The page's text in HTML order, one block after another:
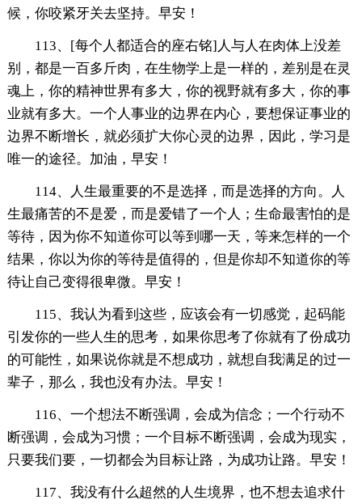
候，你咬紧牙关去坚持。早安！
113、[每个人都适合的座右铭]人与人在肉体上没差
别，都是一百多斤肉，在生物学上是一样的，差别是在灵
魂上，你的精神世界有多大，你的视野就有多大，你的事
业就有多大。一个人事业的边界在内心，要想保证事业的
边界不断增长，就必须扩大你心灵的边界，因此，学习是
唯一的途径。加油，早安！
114、人生最重要的不是选择，而是选择的方向。人
生最痛苦的不是爱，而是爱错了一个人；生命最害怕的是
等待，因为你不知道你可以等到哪一天，等来怎样的一个
结果，你以为你的等待是值得的，但是你却不知道你的等
待让自己变得很卑微。早安！
115、我认为看到这些，应该会有一切感觉，起码能
引发你的一些人生的思考，如果你思考了你就有了份成功
的可能性，如果说你就是不想成功，就想自我满足的过一
辈子，那么，我也没有办法。早安！
116、一个想法不断强调，会成为信念；一个行动不
断强调，会成为习惯；一个目标不断强调，会成为现实，
只要我们要，一切都会为目标让路，为成功让路。早安！
117、我没有什么超然的人生境界，也不想去追求什